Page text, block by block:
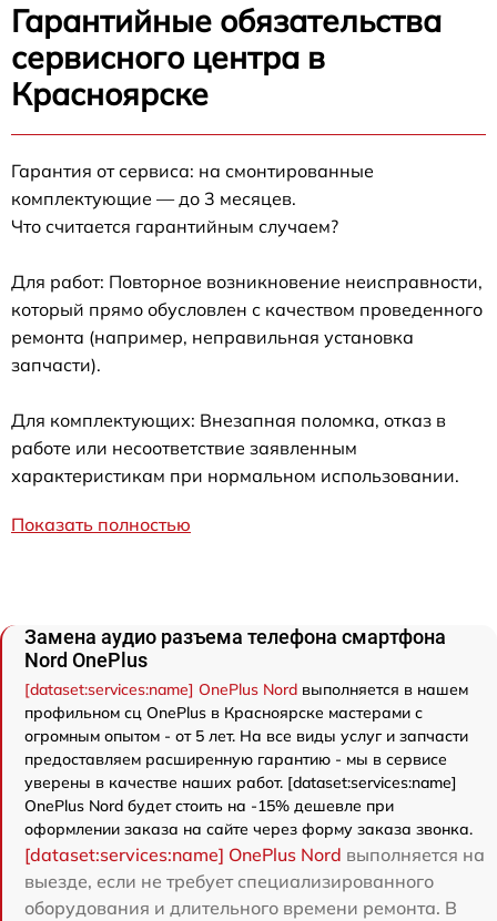
Гарантийные обязательства
сервисного центра в
Красноярске
Гарантия от сервиса: на смонтированные
комплектующие — до 3 месяцев.
Что считается гарантийным случаем?
Для работ: Повторное возникновение неисправности,
который прямо обусловлен с качеством проведенного
ремонта (например, неправильная установка
запчасти).
Для комплектующих: Внезапная поломка, отказ в
работе или несоответствие заявленным
характеристикам при нормальном использовании.
Показать полностью
Замена аудио разъема телефона смартфона
Nord OnePlus
[dataset:services:name] OnePlus Nord выполняется в нашем
профильном сц OnePlus в Красноярске мастерами с
огромным опытом - от 5 лет. На все виды услуг и запчасти
предоставляем расширенную гарантию - мы в сервисе
уверены в качестве наших работ. [dataset:services:name]
OnePlus Nord будет стоить на -15% дешевле при
оформлении заказа на сайте через форму заказа звонка.
[dataset:services:name] OnePlus Nord выполняется на
выезде, если не требует специализированного
оборудования и длительного времени ремонта. В